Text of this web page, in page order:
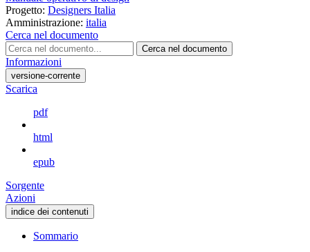
Progetto: Designers Italia
Amministrazione: italia
Cerca nel documento
Cerca nel documento
Informazioni
versione-corrente
Scarica
pdf
html
epub
Sorgente
Azioni
indice dei contenuti
Sommario